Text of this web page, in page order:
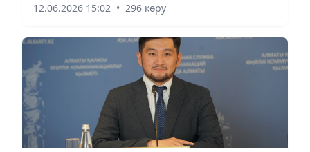
12.06.2026 15:02 • 296 көру